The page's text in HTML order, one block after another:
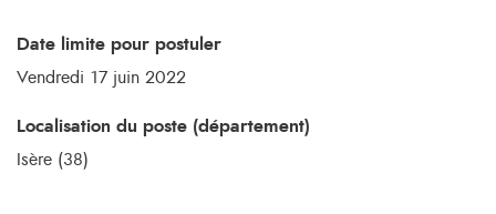
Date limite pour postuler
Vendredi 17 juin 2022
Localisation du poste (département)
Isère (38)